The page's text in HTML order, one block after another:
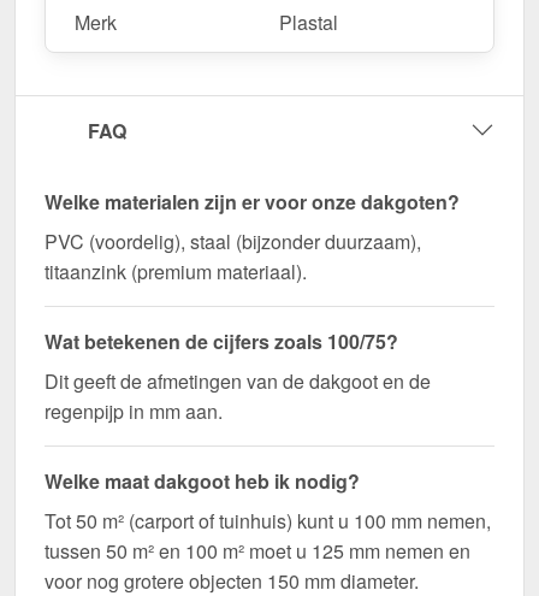
Merk Plastal
FAQ
Welke materialen zijn er voor onze dakgoten?
PVC (voordelig), staal (bijzonder duurzaam),
titaanzink (premium materiaal).
Wat betekenen de cijfers zoals 100/75?
Dit geeft de afmetingen van de dakgoot en de
regenpijp in mm aan.
Welke maat dakgoot heb ik nodig?
Tot 50 m² (carport of tuinhuis) kunt u 100 mm nemen,
tussen 50 m² en 100 m² moet u 125 mm nemen en
voor nog grotere objecten 150 mm diameter.